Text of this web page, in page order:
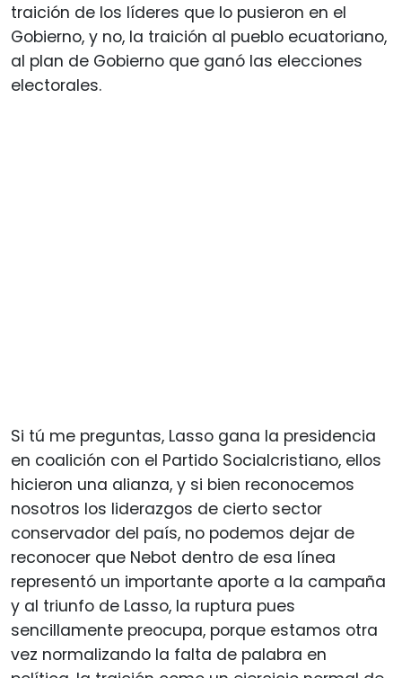
traición de los líderes que lo pusieron en el
Gobierno, y no, la traición al pueblo ecuatoriano,
al plan de Gobierno que ganó las elecciones
electorales.
Si tú me preguntas, Lasso gana la presidencia
en coalición con el Partido Socialcristiano, ellos
hicieron una alianza, y si bien reconocemos
nosotros los liderazgos de cierto sector
conservador del país, no podemos dejar de
reconocer que Nebot dentro de esa línea
representó un importante aporte a la campaña
y al triunfo de Lasso, la ruptura pues
sencillamente preocupa, porque estamos otra
vez normalizando la falta de palabra en